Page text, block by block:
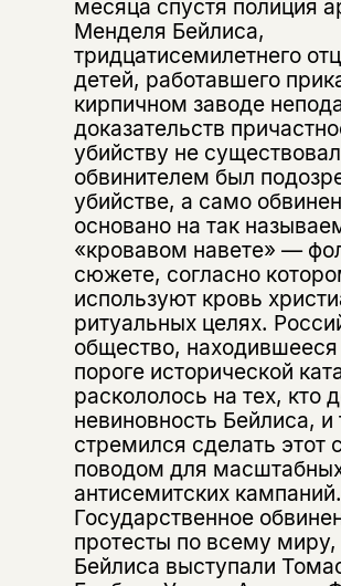
месяца спустя полиция
Менделя Бейлиса,
тридцатисемилетнего
детей, работавшего
кирпичном заводе
доказательств
убийству не
обвинителем был
убийстве, а само
основано на так
«кровавом навете» —
сюжете, согласно
используют кровь
ритуальных целях.
общество, находившееся
пороге исторической
раскололось на тех, кто
невиновность Бейлиса, и
стремился сделать этот
поводом для
антисемитских кампаний.
Государственное
протесты по всему миру,
Бейлиса выступали
Подписка на
Раз в неделю мы отправляем
о книгах и событиях «НЛО».
За подписку дарим промокод
скидку 15%
Я соглашаюсь с Политикой
подписаться
Этой книги
нет в продаже.
Вы можете подписаться на
уведомления, и при
на склад получить письмо на
электронный адрес.
Я соглашаюсь сПолитикой
подписаться
Эта книга
не предназначена
несовершеннолетних
Скажите, пожалуйста,
вам уже исполнилось 18 лет?
да